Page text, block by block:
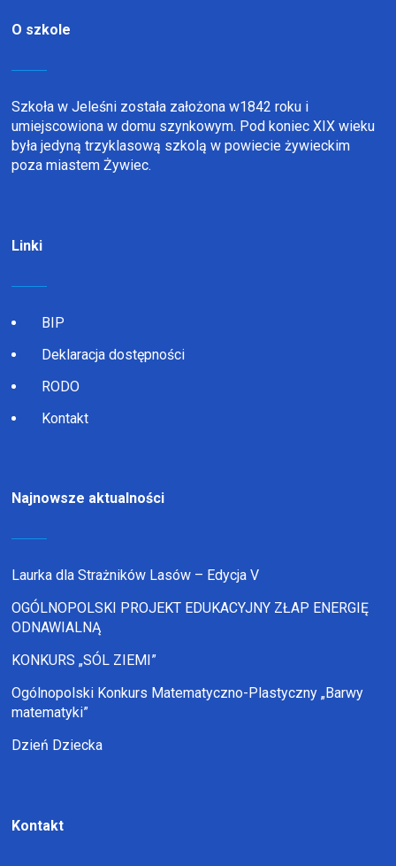
O szkole
Szkoła w Jeleśni została założona w1842 roku i
umiejscowiona w domu szynkowym. Pod koniec XIX wieku
była jedyną trzyklasową szkolą w powiecie żywieckim
poza miastem Żywiec.
Linki
BIP
Deklaracja dostępności
RODO
Kontakt
Najnowsze aktualności
Laurka dla Strażników Lasów – Edycja V
OGÓLNOPOLSKI PROJEKT EDUKACYJNY ZŁAP ENERGIĘ
ODNAWIALNĄ
KONKURS „SÓL ZIEMI”
Ogólnopolski Konkurs Matematyczno-Plastyczny „Barwy
matematyki”
Dzień Dziecka
Kontakt